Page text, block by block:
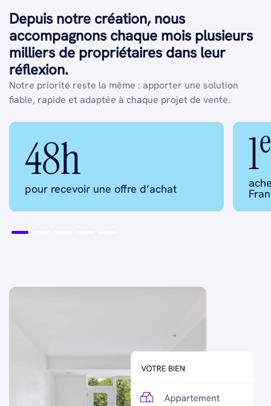
Depuis notre création, nous
accompagnons chaque mois plusieurs
milliers de propriétaires dans leur
réflexion.
Notre priorité reste la même : apporter une solution
fiable, rapide et adaptée à chaque projet de vente.
48h
pour recevoir une offre d’achat
1